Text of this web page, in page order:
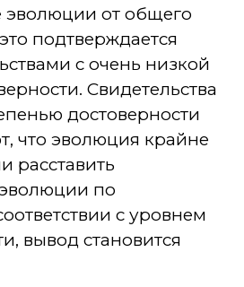
эволюции от общего
подтверждается
с очень низкой
Свидетельства
достоверности
что эволюция крайне
расставить
эволюции по
с уровнем
вывод становится